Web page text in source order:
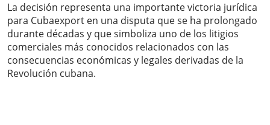
La decisión representa una importante victoria jurídica
para Cubaexport en una disputa que se ha prolongado
durante décadas y que simboliza uno de los litigios
comerciales más conocidos relacionados con las
consecuencias económicas y legales derivadas de la
Revolución cubana.